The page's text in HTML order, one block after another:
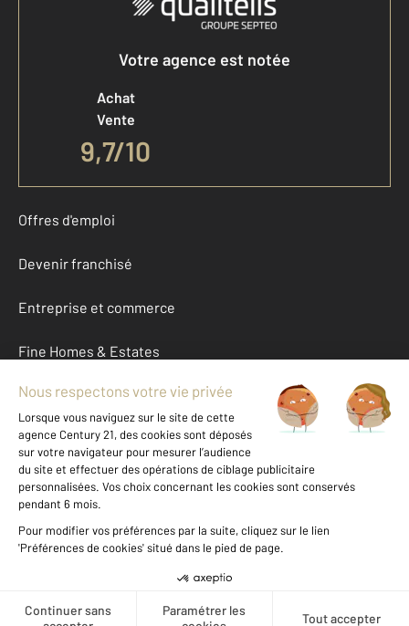
Votre agence est notée
Achat
Vente
9,7/10
Offres d'emploi
Devenir franchisé
Entreprise et commerce
Fine Homes & Estates
À propos
International
Nous contacter
Données personnelles
Gestionnaire des cookies